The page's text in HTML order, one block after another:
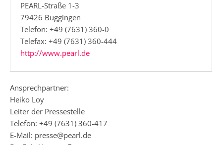
PEARL-Straße 1-3
79426 Buggingen
Telefon: +49 (7631) 360-0
Telefax: +49 (7631) 360-444
http://www.pearl.de
Ansprechpartner:
Heiko Loy
Leiter der Pressestelle
Telefon: +49 (7631) 360-417
E-Mail: presse@pearl.de